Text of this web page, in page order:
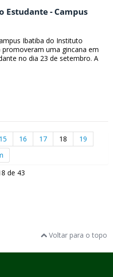
Estudante - Campus
Ibatiba do Instituto
uma gincana em
no dia 23 de setembro. A
15 16 17 18
19
de 43
Voltar para o topo